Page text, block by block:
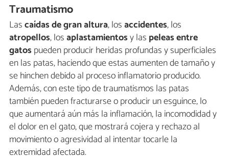
Traumatismo
Lascaídas de gran altura, losaccidentes, los
atropellos, losaplastamientosy las peleas entre
gatos pueden producir heridas profundas y superficiales
en las patas, haciendo que estas aumenten de tamaño y
se hinchen debido al proceso inflamatorio producido.
Además, con este tipo de traumatismos las patas
también pueden fracturarse o producir un esguince, lo
que aumentará aún más la inflamación, la incomodidad y
el dolor en el gato, que mostrará cojera y rechazo al
movimiento o agresividad al intentar tocarle la
extremidad afectada.